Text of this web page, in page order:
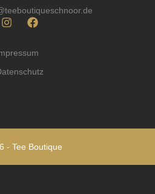
I
t
g
F
e
o
- Tee Boutique